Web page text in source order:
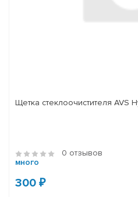
Щетка стеклоочистителя AVS
0 отзывов
много
300 ₽